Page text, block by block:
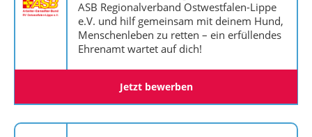
ASB Regionalverband Ostwestfalen-Lippe
e.V. und hilf gemeinsam mit deinem Hund,
Menschenleben zu retten – ein erfüllendes
Ehrenamt wartet auf dich!
Jetzt bewerben